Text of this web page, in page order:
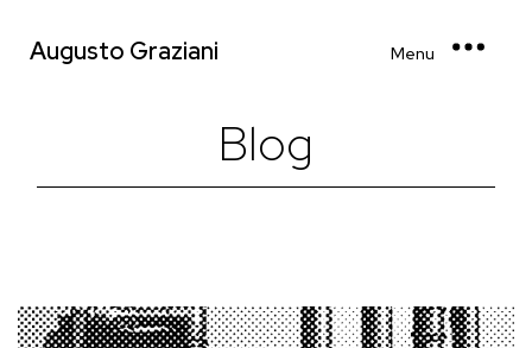
Augusto Graziani Menu
Blog